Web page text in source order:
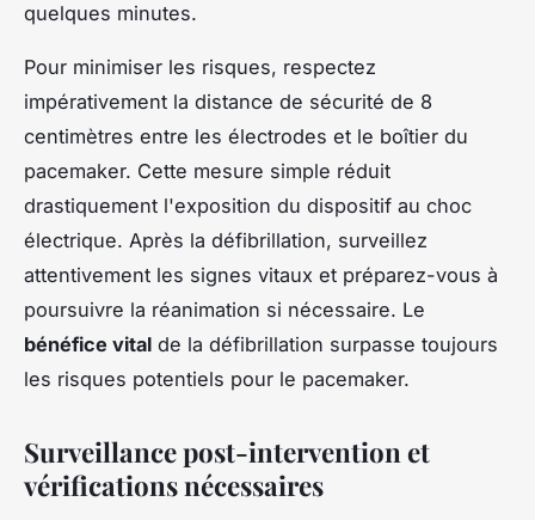
quelques minutes.
Pour minimiser les risques, respectez
impérativement la distance de sécurité de 8
centimètres entre les électrodes et le boîtier du
pacemaker. Cette mesure simple réduit
drastiquement l'exposition du dispositif au choc
électrique. Après la défibrillation, surveillez
attentivement les signes vitaux et préparez-vous à
poursuivre la réanimation si nécessaire. Le
bénéfice vital de la défibrillation surpasse toujours
les risques potentiels pour le pacemaker.
Surveillance post-intervention et
vérifications nécessaires